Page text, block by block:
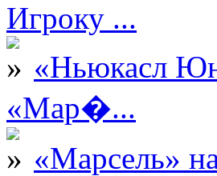
Игроку ...
«Ньюкасл
«Мар�...
«Марсель»